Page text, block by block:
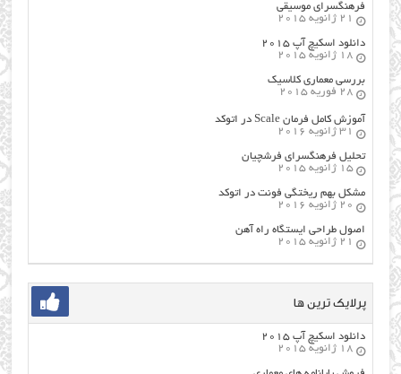
فرهنگسراي موسيقي
21 ژانویه 2015
دانلود اسکیچ آپ ۲۰۱۵
18 ژانویه 2015
بررسی معماری کلاسیک
28 فوریه 2015
آموزش کامل فرمان Scale در اتوکد
31 ژانویه 2016
تحلیل فرهنگسرای فرشچیان
15 ژانویه 2015
مشکل بهم ریختگی فونت در اتوکد
20 ژانویه 2016
اصول طراحي ایستگاه راه آهن
21 ژانویه 2015
پرلایک ترین ها
دانلود اسکیچ آپ ۲۰۱۵
18 ژانویه 2015